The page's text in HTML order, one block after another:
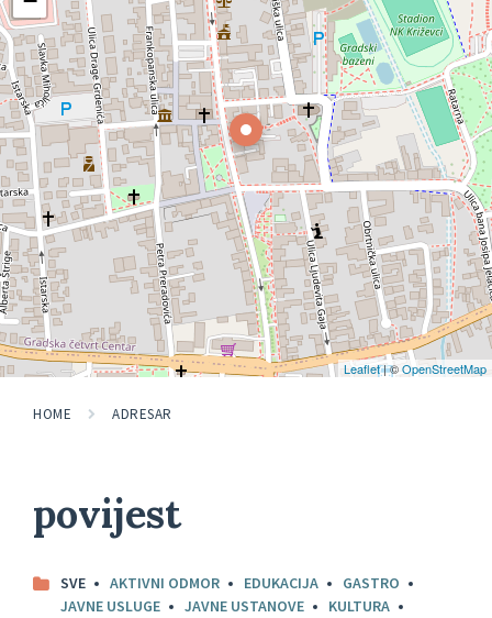
Leaflet| ©OpenStreetMap
HOME ADRESAR
povijest
SVE AKTIVNI ODMOR EDUKACIJA
GASTRO
JAVNE USLUGE
JAVNE USTANOVE
KULTURA